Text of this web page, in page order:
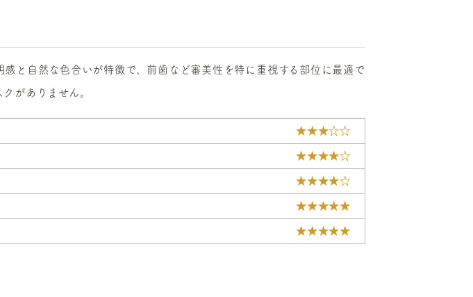
と自然な色合いが特徴で、前歯など審美性を特に重視する部位に最適で
がありません。
★★★☆☆
★★★★☆
★★★★☆
★★★★★
★★★★★